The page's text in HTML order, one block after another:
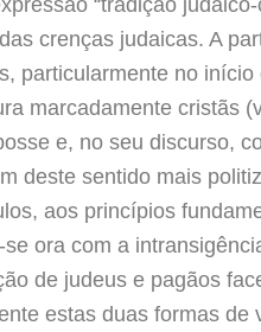
“tradição judaico-
crenças judaicas. A
particularmente no início
marcadamente cristãs
e, no seu discurso,
deste sentido mais
aos princípios
ora com a
de judeus e pagãos
estas duas formas de